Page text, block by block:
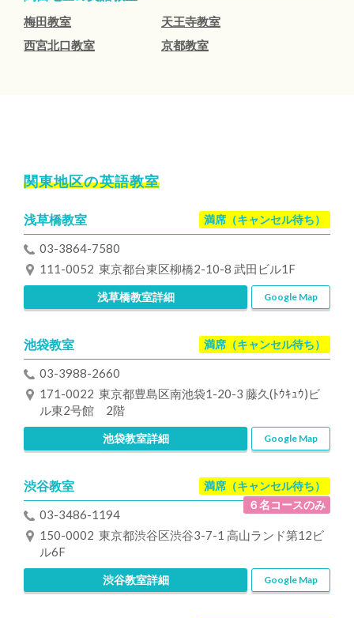
梅田教室
天王寺教室
西宮北口教室
京都教室
関東地区の英語教室
満席（キャンセル待ち）
浅草橋教室
03-3864-7580
111-0052 東京都台東区柳橋2-10-8 武田ビル1F
浅草橋教室詳細 Google Map
満席（キャンセル待ち）
池袋教室
03-3988-2660
171-0022 東京都豊島区南池袋1-20-3 藤久(ﾄｳｷｭｳ)ビ
ル東2号館 2階
池袋教室詳細 Google Map
満席（キャンセル待ち）
６名コースのみ
渋谷教室
03-3486-1194
150-0002 東京都渋谷区渋谷3-7-1 高山ランド第12ビ
ル6F
渋谷教室詳細 Google Map